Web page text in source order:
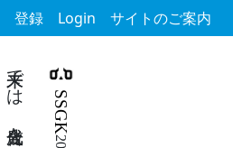
登録 Login サイトのご案内
SSGK